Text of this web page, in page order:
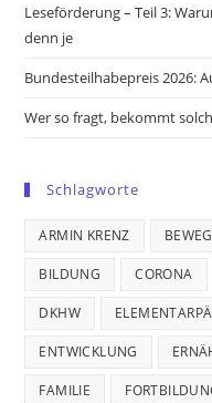
Leseförderung – Teil 3:
denn je
Bundesteilhabepreis 2026:
Wer so fragt, bekommt
Schlagworte
ARMIN KRENZ
BILDUNG CORONA
DKHW
ENTWICKLUNG
FAMILIE